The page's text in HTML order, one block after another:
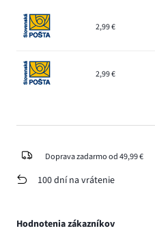
2,99 €
2,99 €
Doprava zadarmo od 49,99 €
100 dní na vrátenie
Hodnotenia zákazníkov